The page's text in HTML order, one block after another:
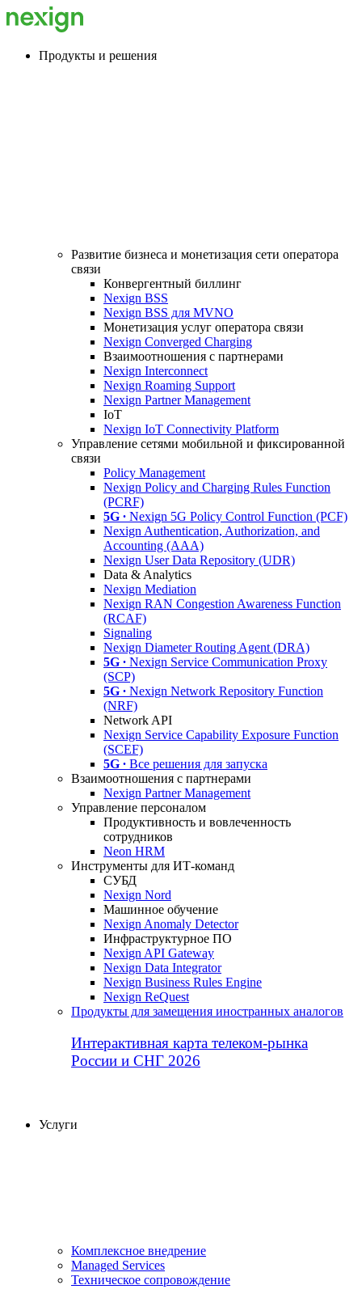
Продукты и решения
Развитие бизнеса и монетизация сети оператора
связи
Конвергентный биллинг
Nexign BSS
Nexign BSS для MVNO
Монетизация услуг оператора связи
Nexign Converged Charging
Взаимоотношения с партнерами
Nexign Interconnect
Nexign Roaming Support
Nexign Partner Management
IoT
Nexign IoT Connectivity Platform
Управление сетями мобильной и фиксированной
связи
Policy Management
Nexign Policy and Charging Rules Function
(PCRF)
5G ∙ Nexign 5G Policy Control Function (PCF)
Nexign Authentication, Authorization, and
Accounting (AAA)
Nexign User Data Repository (UDR)
Data & Analytics
Nexign Mediation
Nexign RAN Congestion Awareness Function
(RCAF)
Signaling
Nexign Diameter Routing Agent (DRA)
5G ∙ Nexign Service Communication Proxy
(SCP)
5G ∙ Nexign Network Repository Function
(NRF)
Network API
Nexign Service Capability Exposure Function
(SCEF)
5G ∙ Все решения для запуска
Взаимоотношения с партнерами
Nexign Partner Management
Управление персоналом
Продуктивность и вовлеченность
сотрудников
Neon HRM
Инструменты для ИТ-команд
СУБД
Nexign Nord
Машинное обучение
Nexign Anomaly Detector
Инфраструктурное ПО
Nexign API Gateway
Nexign Data Integrator
Nexign Business Rules Engine
Nexign ReQuest
Продукты для замещения иностранных аналогов
Интерактивная карта телеком-рынка
России и СНГ 2026
Услуги
Комплексное внедрение
Managed Services
Техническое сопровождение